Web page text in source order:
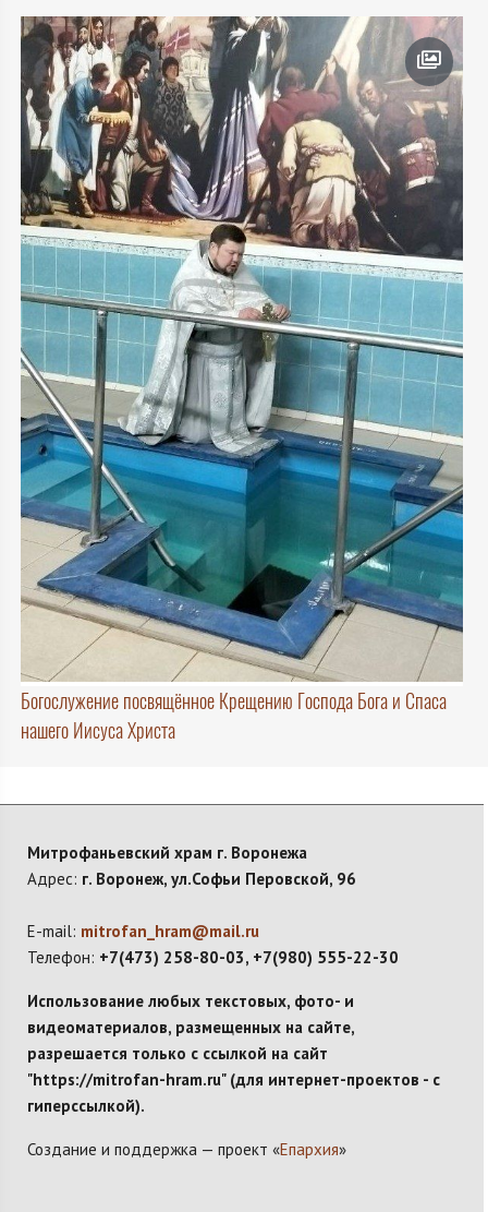
Богослужение посвящённое Крещению Господа Бога и Спаса
нашего Иисуса Христа
Митрофаньевский храм г. Воронежа
Адрес: г. Воронеж, ул.Софьи Перовской, 96
E-mail: mitrofan_hram@mail.ru
Телефон: +7(473) 258-80-03, +7(980) 555-22-30
Использование любых текстовых, фото- и
видеоматериалов, размещенных на сайте,
разрешается только с ссылкой на сайт
"https://mitrofan-hram.ru" (для интернет-проектов - с
гиперссылкой).
Создание и поддержка — проект «Епархия»